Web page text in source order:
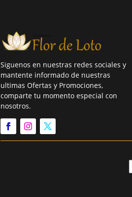
Siguenos en nuestras redes sociales y
mantente informado de nuestras
ultimas Ofertas y Promociones,
comparte tu momento especial con
nosotros.